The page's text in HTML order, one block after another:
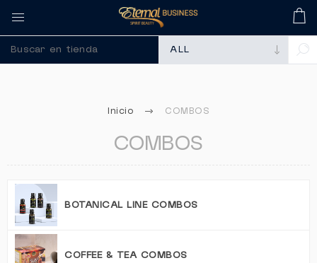
🚀 Recuerda
Inicio COMBOS
COMBOS
BOTANICAL LINE COMBOS
COFFEE & TEA COMBOS